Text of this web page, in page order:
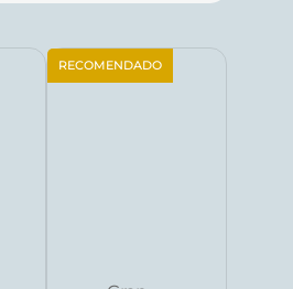
RECOMENDADO